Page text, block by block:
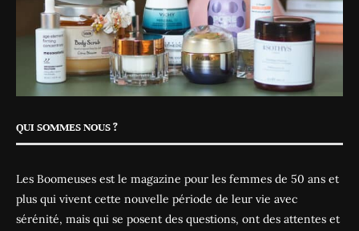
QUI SOMMES NOUS ?
Les Boomeuses est le magazine pour les femmes de 50 ans et
plus qui vivent cette nouvelle période de leur vie avec
sérénité, mais qui se posent des questions, ont des attentes et